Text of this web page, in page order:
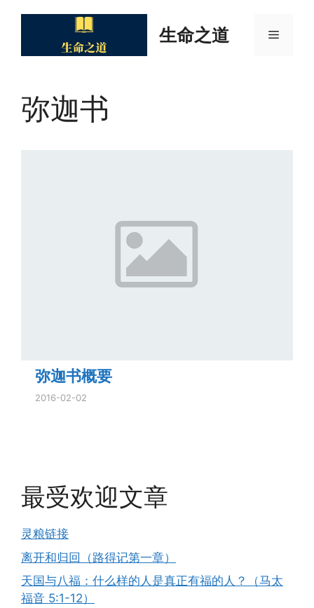
生命之道 Menu
弥迦书
弥迦书概要
2016-02-02
最受欢迎文章
灵粮链接
离开和归回（路得记第一章）
天国与八福：什么样的人是真正有福的人？（马太
福音 5:1-12）